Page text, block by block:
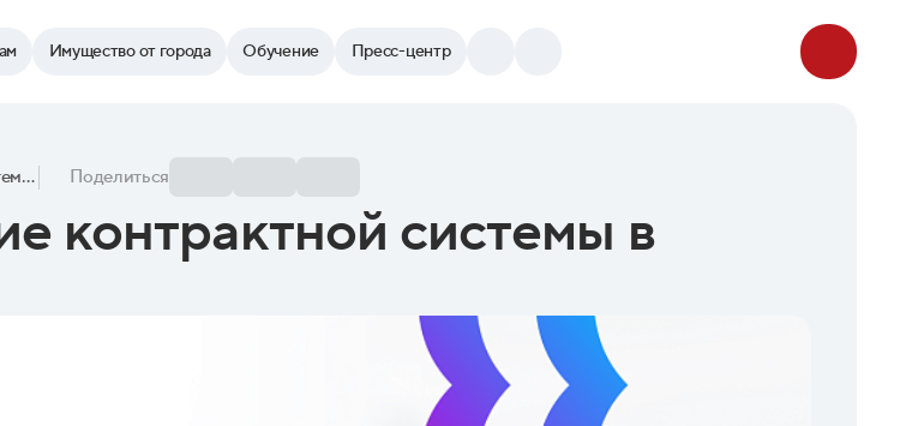
Имущество от города Обучение Пресс-центр
Контракт-клуб «Развитие контрактной системы в Москве» Поделиться
контрактной системы в